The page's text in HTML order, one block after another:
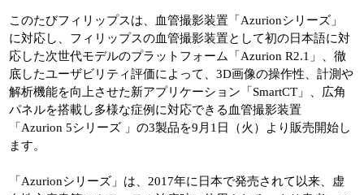
このたびフィリップスは、血管撮影装置「Azurionシリーズ」
に対応し、フィリップスの血管撮影装置として初の日本語に対
応した次世代モデルのプラットフォーム「Azurion R2.1」、徹
底したユーザビリティ評価によって、3D画像の操作性、計測や
解析機能を向上させた新アプリケーション「SmartCT」、広角
パネルを搭載し多様な症例に対応できる血管撮影装置
「Azurion 5シリーズ 」の3製品を9月1日（火）より販売開始し
ます。
「Azurionシリーズ」は、2017年に日本で発売されて以来、虚